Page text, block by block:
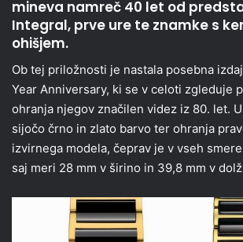
mineva namreč 40 let od
Integral, prve ure te znamke s
ohišjem.
Ob tej priložnosti je nastala posebna
Year Anniversary, ki se v celoti zgleduje
ohranja njegov značilen videz iz 80. let.
sijočo črno in zlato barvo ter ohranja
izvirnega modela, čeprav je v vseh
saj meri 28 mm v širino in 39,8 mm v